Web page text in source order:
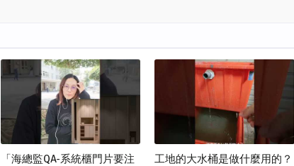
「海總監QA-系統櫃門片要注 工地的大水桶是做什麼用的？